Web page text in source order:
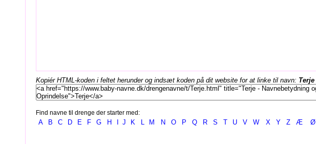
Kopiér HTML-koden i feltet herunder og indsæt koden på dit website for at linke til navn: Terje
Find navne til drenge der starter med:
A B C D E F G H J K L M N O P Q R S T U V W X Y Z Æ Ø